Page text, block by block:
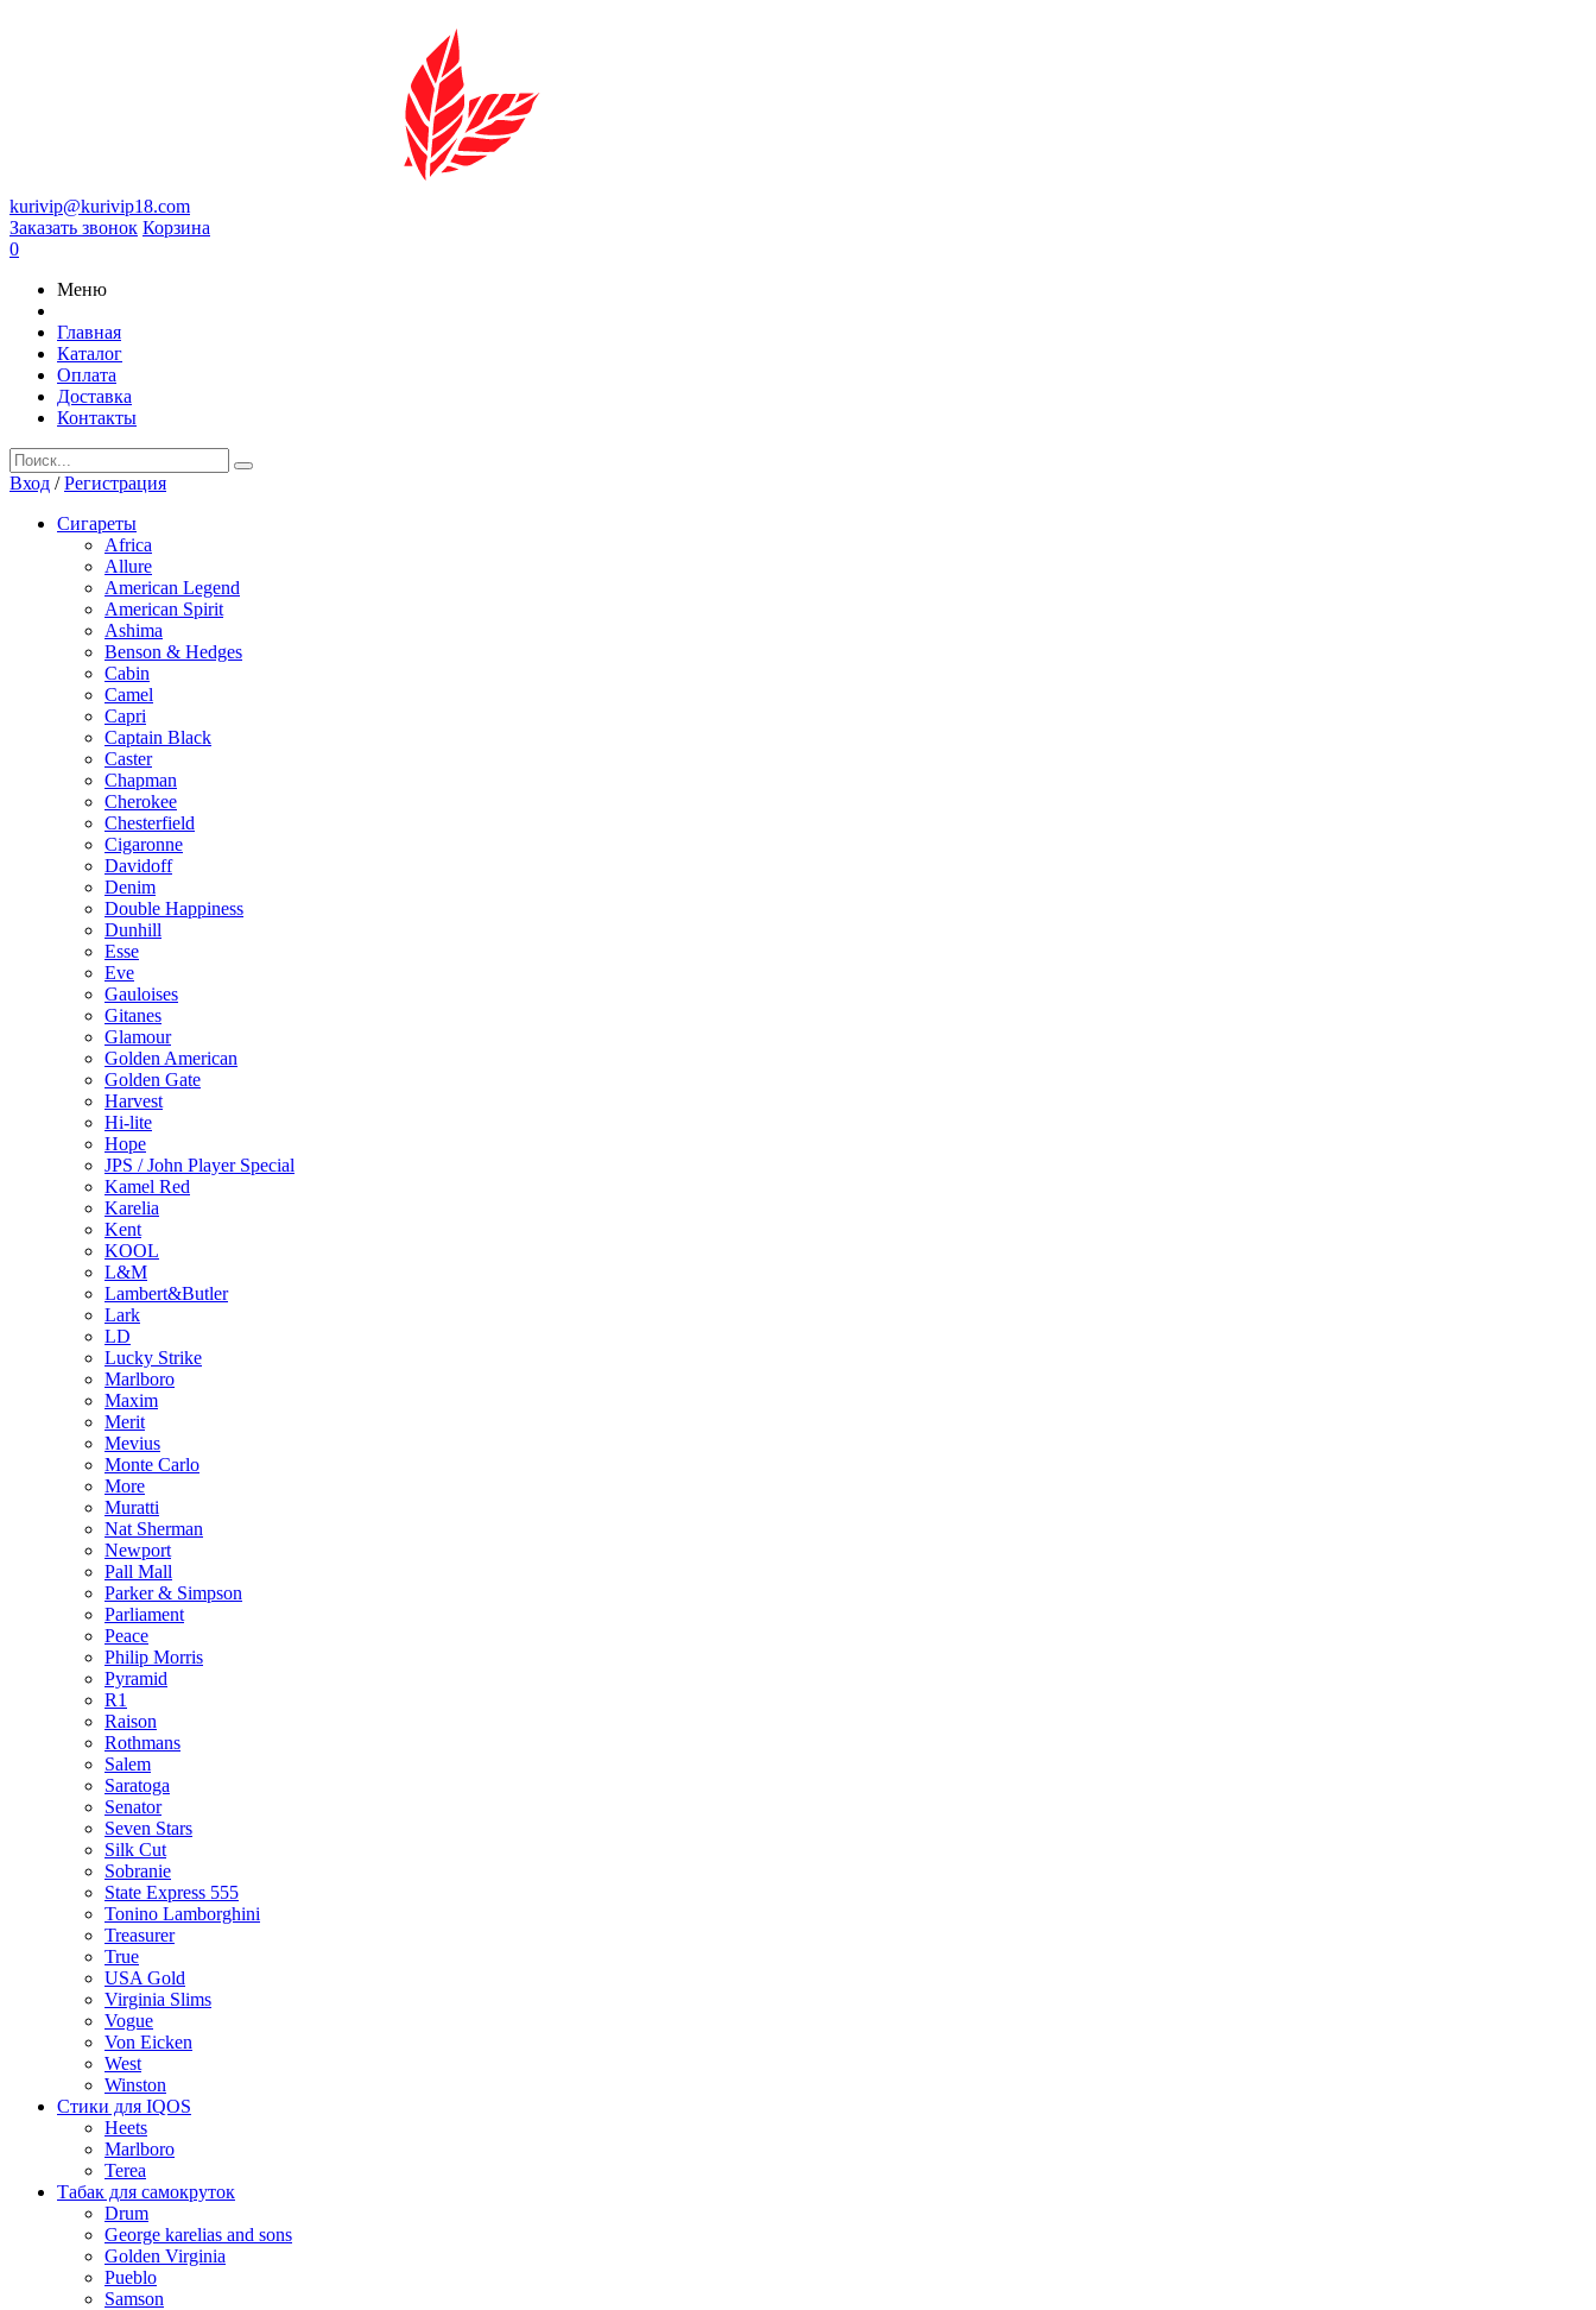
kurivip@kurivip18.com
Заказать звонок Корзина
0
Меню
Главная
Каталог
Оплата
Доставка
Контакты
Вход /Регистрация
Сигареты
Africa
Allure
American Legend
American Spirit
Ashima
Benson & Hedges
Cabin
Camel
Capri
Captain Black
Caster
Chapman
Cherokee
Chesterfield
Cigaronne
Davidoff
Denim
Double Happiness
Dunhill
Esse
Eve
Gauloises
Gitanes
Glamour
Golden American
Golden Gate
Harvest
Hi-lite
Hope
JPS / John Player Special
Kamel Red
Karelia
Kent
KOOL
L&M
Lambert&Butler
Lark
LD
Lucky Strike
Marlboro
Maxim
Merit
Mevius
Monte Carlo
More
Muratti
Nat Sherman
Newport
Pall Mall
Parker & Simpson
Parliament
Peace
Philip Morris
Pyramid
R1
Raison
Rothmans
Salem
Saratoga
Senator
Seven Stars
Silk Cut
Sobranie
State Express 555
Tonino Lamborghini
Treasurer
True
USA Gold
Virginia Slims
Vogue
Von Eicken
West
Winston
Стики для IQOS
Heets
Marlboro
Terea
Табак для самокруток
Drum
George karelias and sons
Golden Virginia
Pueblo
Samson